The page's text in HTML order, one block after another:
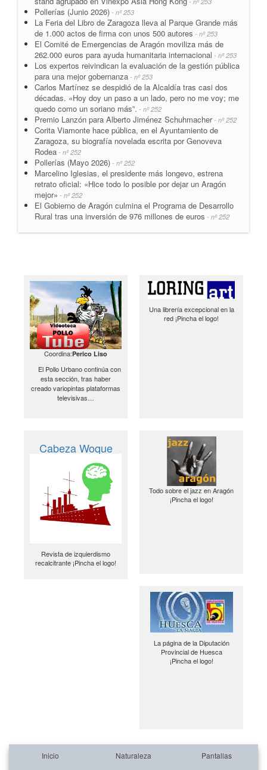
Pollerías (Junio 2026) - nº 253
La Feria del Libro de Zaragoza lleva al Parque Grande más
de 1.000 actos de firma con unos 500 autores - nº 253
El Comité de Emergencias de Aragón moviliza más de
262.000 euros para ayuda humanitaria internacional - nº 253
Los expertos reivindican la evaluación de la gestión pública
para una mejor gobernanza - nº 253
Carlos Martínez se despidió de la Alcaldía tras casi dos
décadas. «Hoy doy un paso a un lado, pero no me voy; me
quedo como un soriano más”. - nº 252
Premio Lanzón para Alberto Jiménez Schuhmacher- nº 252
Corita Viamonte hace pública, en el Ayuntamiento de
Zaragoza, su biografía novelada escrita por Genoveva
Rodea - nº 252
Pollerías (Mayo 2026) - nº 252
Marcelino Iglesias, el presidente más longevo, estrena
retrato oficial: «Hice todo lo posible por dejar un Aragón
mejor» - nº 252
El Gobierno de Aragón culmina el Programa de Desarrollo
Rural tras una inversión de 976 millones de euros - nº 252
Coordina:Perico Liso
El Pollo Urbano continúa con
esta sección, tras haber
creado variopintas plataformas
televisivas…
Una librería excepcional en la
red ¡Pincha el logo!
Cabeza Woque
Revista de izquierdismo
recalcitrante ¡Pincha el logo!
Todo sobre el jazz en Aragón
¡Pincha el logo!
La página de la Diputación
Provincial de Huesca
¡Pincha el logo!
Inicio Naturaleza Pantallas